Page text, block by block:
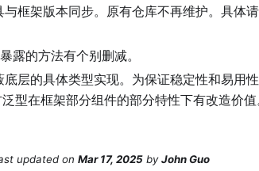
框架版本同步。原有仓库不再维护。具体
露的方法有个别删减。
层的具体类型实现。为保证稳定性和易用
型在框架部分组件的部分特性下有改造价
updatedon Mar 17, 2025byJohn Guo